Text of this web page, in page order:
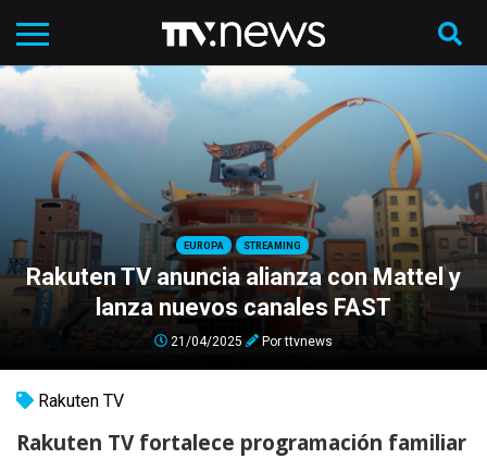
EUROPA STREAMING
Rakuten TV anuncia alianza con Mattel y
lanza nuevos canales FAST
21/04/2025 Porttvnews
Rakuten TV
Rakuten TV fortalece programación familiar